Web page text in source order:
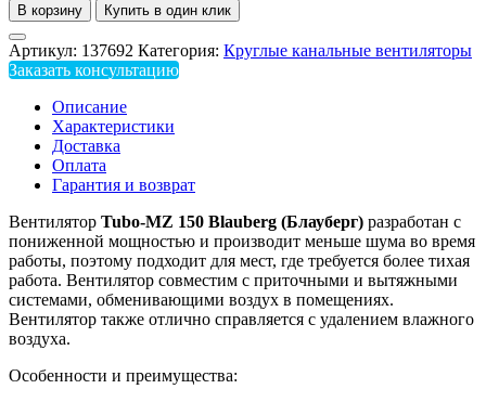
В корзину Купить в один клик
Артикул: 137692 Категория: Круглые канальные вентиляторы
Заказать консультацию
Описание
Характеристики
Доставка
Оплата
Гарантия и возврат
Вентилятор Tubo-МZ 150 Blauberg (Блауберг) разработан с
пониженной мощностью и производит меньше шума во время
работы, поэтому подходит для мест, где требуется более тихая
работа. Вентилятор совместим с приточными и вытяжными
системами, обменивающими воздух в помещениях.
Вентилятор также отлично справляется с удалением влажного
воздуха.
Особенности и преимущества: